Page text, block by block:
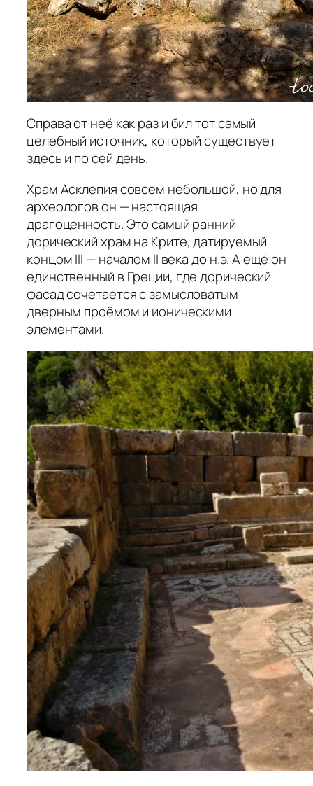
Справа от неё как раз и бил тот самый
целебный источник, который существует
здесь и по сей день.
Храм Асклепия совсем небольшой, но для
археологов он — настоящая
драгоценность. Это самый ранний
дорический храм на Крите, датируемый
концом III — началом II века до н.э. А ещё он
единственный в Греции, где дорический
фасад сочетается с замысловатым
дверным проёмом и ионическими
элементами.